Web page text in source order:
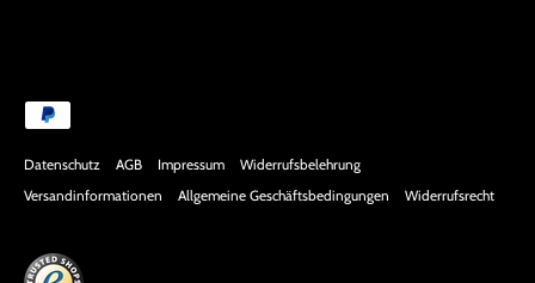
Datenschutz AGB Impressum
Widerrufsbelehrung
Versandinformationen
Allgemeine Geschäftsbedingungen Widerrufsrecht